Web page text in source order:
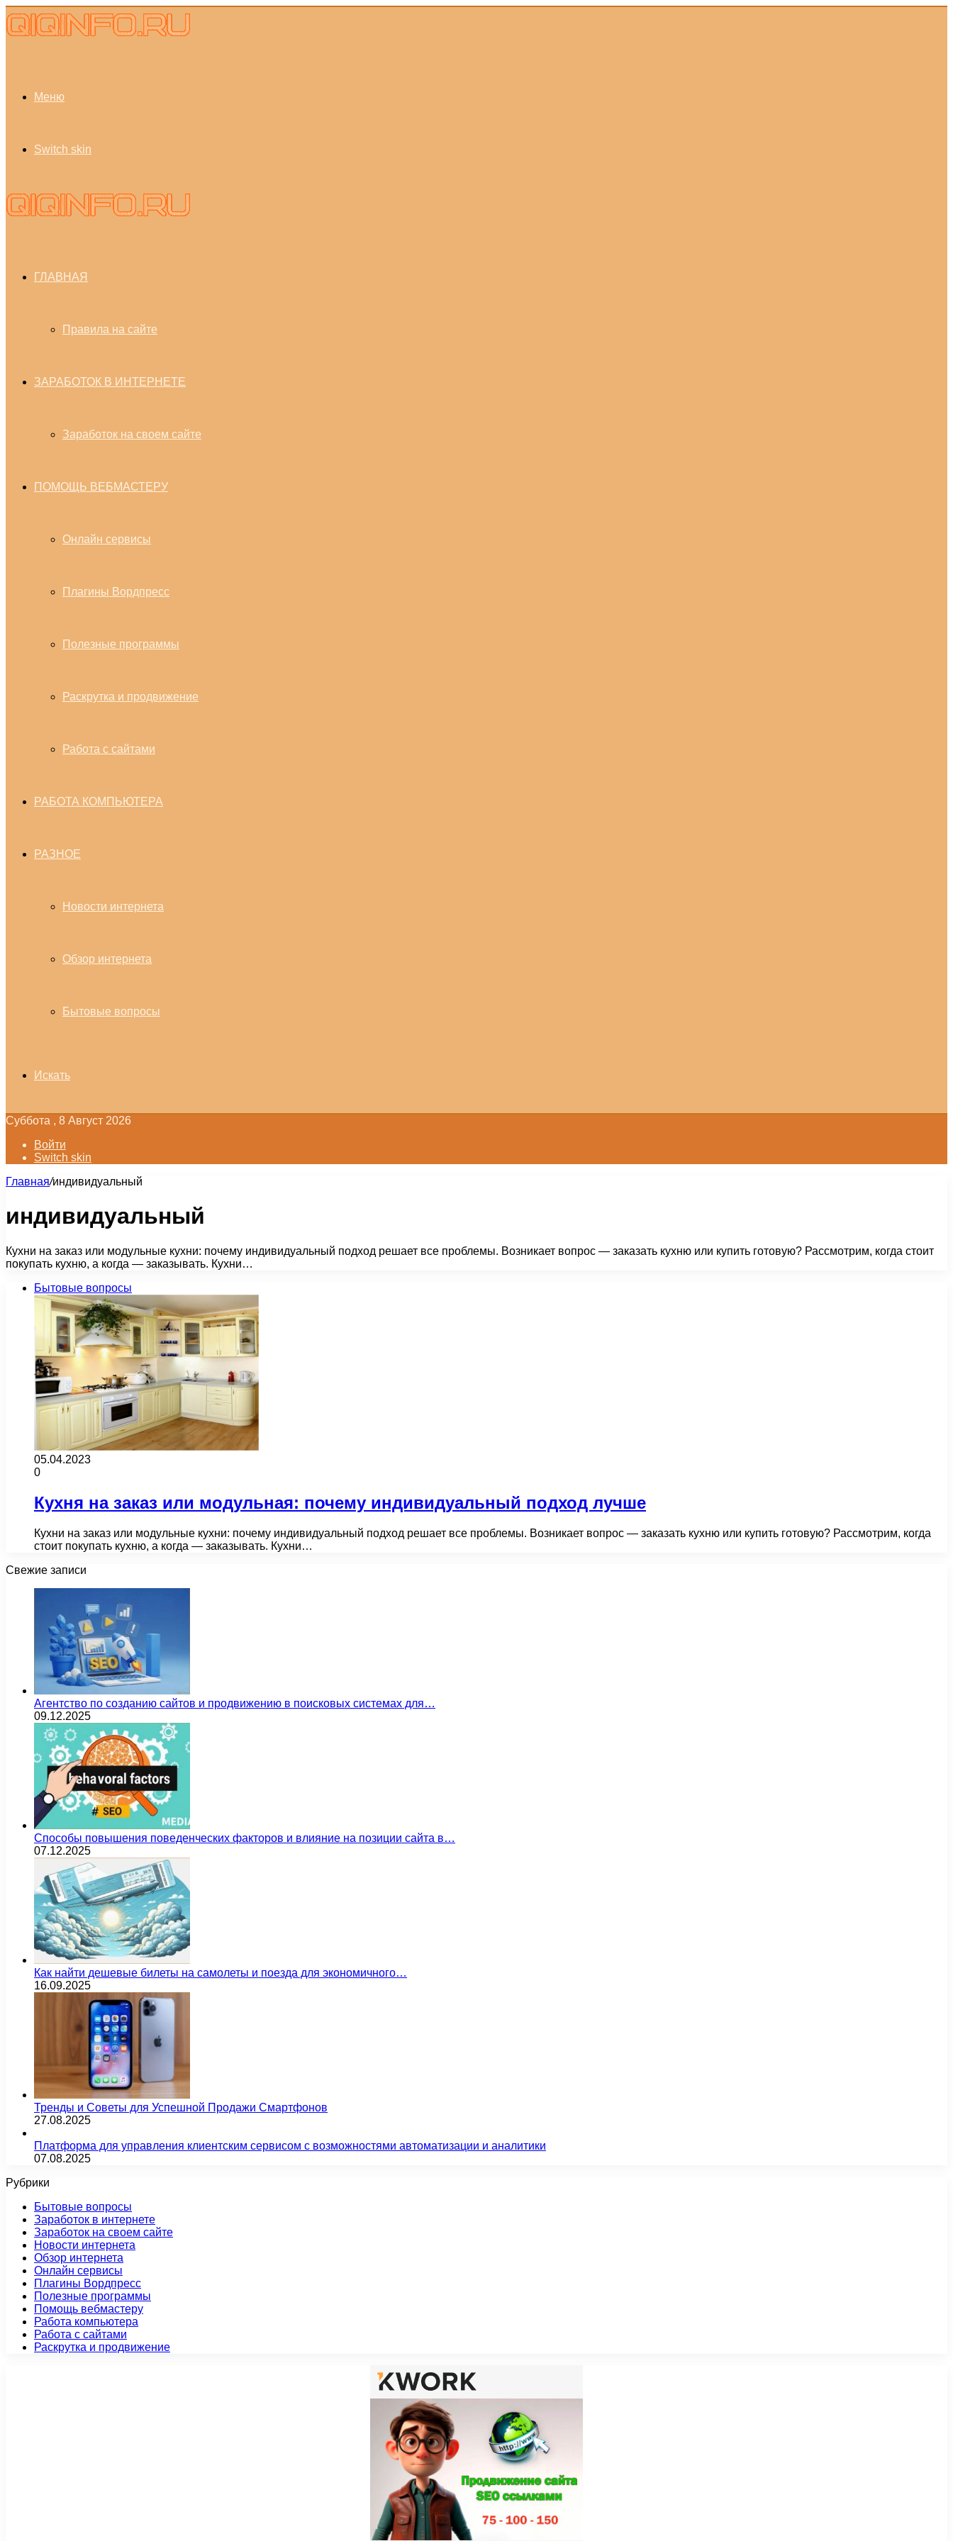
Меню
Switch skin
ГЛАВНАЯ
Правила на сайте
ЗАРАБОТОК В ИНТЕРНЕТЕ
Заработок на своем сайте
ПОМОЩЬ ВЕБМАСТЕРУ
Онлайн сервисы
Плагины Вордпресс
Полезные программы
Раскрутка и продвижение
Работа с сайтами
РАБОТА КОМПЬЮТЕРА
РАЗНОЕ
Новости интернета
Обзор интернета
Бытовые вопросы
Искать
Суббота , 8 Август 2026
Войти
Switch skin
Главная/индивидуальный
индивидуальный
Кухни на заказ или модульные кухни: почему индивидуальный подход решает все проблемы. Возникает вопрос — заказать кухню или купить готовую? Рассмотрим, когда стоит
покупать кухню, а когда — заказывать. Кухни…
Бытовые вопросы
05.04.2023
0
Кухня на заказ или модульная: почему индивидуальный подход лучше
Кухни на заказ или модульные кухни: почему индивидуальный подход решает все проблемы. Возникает вопрос — заказать кухню или купить готовую? Рассмотрим, когда
стоит покупать кухню, а когда — заказывать. Кухни…
Свежие записи
Агентство по созданию сайтов и продвижению в поисковых системах для…
09.12.2025
Способы повышения поведенческих факторов и влияние на позиции сайта в…
07.12.2025
Как найти дешевые билеты на самолеты и поезда для экономичного…
16.09.2025
Тренды и Советы для Успешной Продажи Смартфонов
27.08.2025
Платформа для управления клиентским сервисом с возможностями автоматизации и аналитики
07.08.2025
Рубрики
Бытовые вопросы
Заработок в интернете
Заработок на своем сайте
Новости интернета
Обзор интернета
Онлайн сервисы
Плагины Вордпресс
Полезные программы
Помощь вебмастеру
Работа компьютера
Работа с сайтами
Раскрутка и продвижение